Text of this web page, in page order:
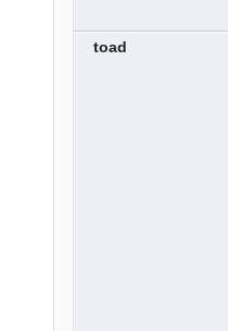
toad